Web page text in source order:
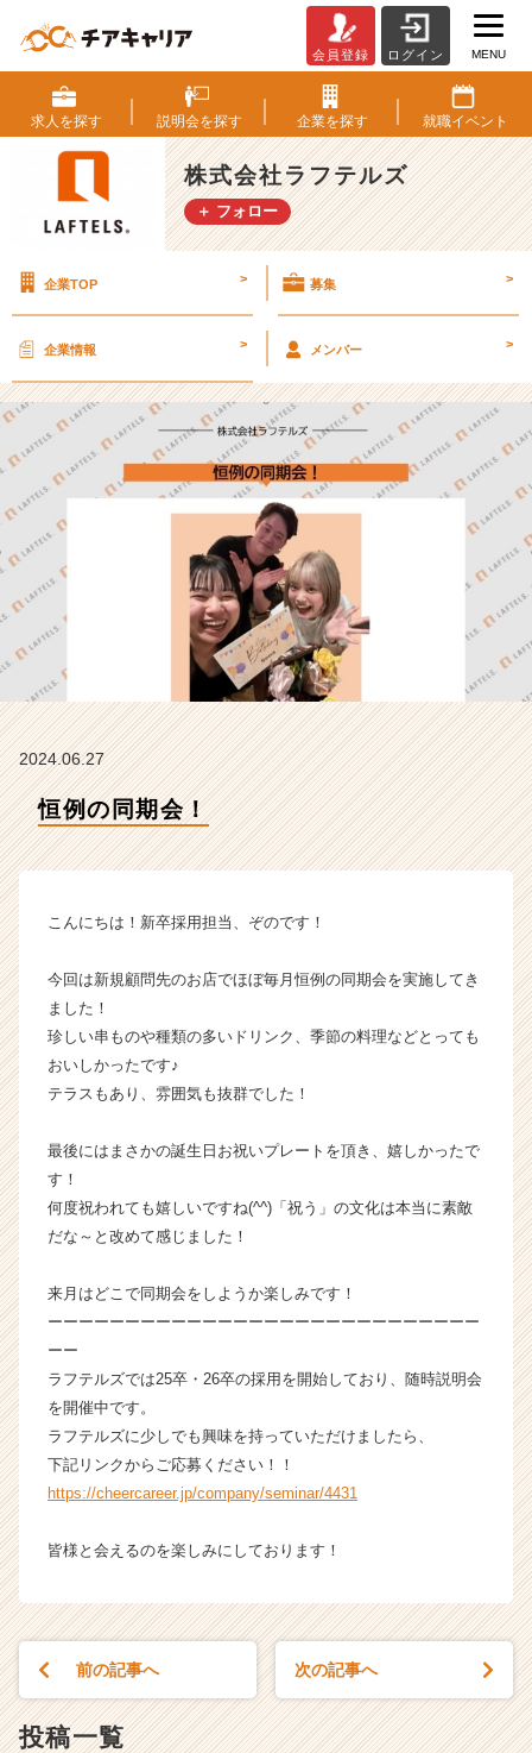
例
の
同
期
会！
【株
ラ
ル
ズ
の
タ
イ
ム
イ
ン】
|
ベ
ン
企
ス
ト
届
就
イ
チ
ア
ャ
h
e
r
C
e
会員登録 ログイン MENU
求人を探す 説明会を探す 企業を探す 就職イベント
株式会社ラフテルズ
＋ フォロー
企業TOP > 募集 >
企業情報 > メンバー >
2024.06.27
恒例の同期会！
こんにちは！新卒採用担当、ぞのです！
今回は新規顧問先のお店でほぼ毎月恒例の同期会を実施してき
ました！
珍しい串ものや種類の多いドリンク、季節の料理などとっても
おいしかったです♪
テラスもあり、雰囲気も抜群でした！
最後にはまさかの誕生日お祝いプレートを頂き、嬉しかったで
す！
何度祝われても嬉しいですね(^^)「祝う」の文化は本当に素敵
だな～と改めて感じました！
来月はどこで同期会をしようか楽しみです！
ーーーーーーーーーーーーーーーーーーーーーーーーーーーー
ーー
ラフテルズでは25卒・26卒の採用を開始しており、随時説明会
を開催中です。
ラフテルズに少しでも興味を持っていただけましたら、
下記リンクからご応募ください！！
https://cheercareer.jp/company/seminar/4431
皆様と会えるのを楽しみにしております！
前の記事へ 次の記事へ
投稿一覧